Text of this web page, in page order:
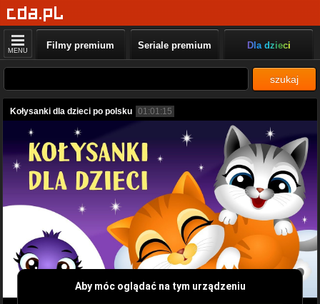
MENU Filmy premium Seriale premium Dla dzieci
szukaj
Kołysanki dla dzieci po polsku 01:01:15
Aby móc oglądać na tym urządzeniu